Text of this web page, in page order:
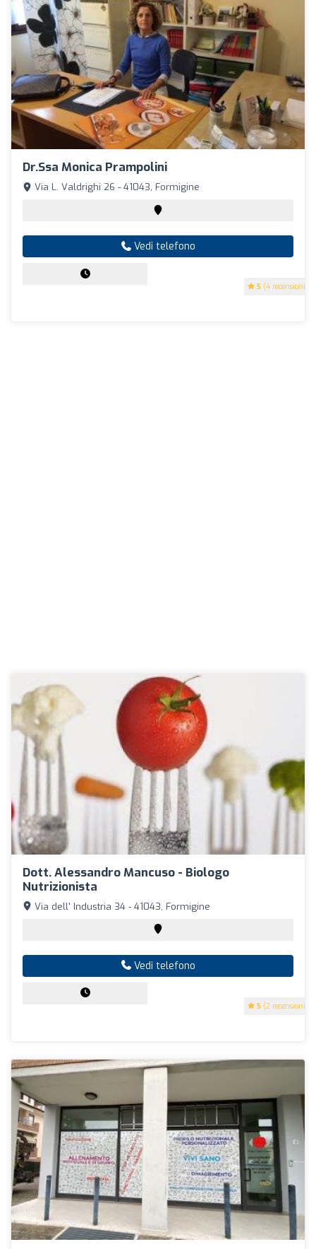
Dr.ssa Monica Prampolini
5 (4 recensioni)
Via L. Valdrighi 26 - 41043, Formigine
Vedi telefono
Dott. Alessandro Mancuso - Biologo
Nutrizionista
5 (2 recensioni)
Via dell' Industria 34 - 41043, Formigine
Vedi telefono